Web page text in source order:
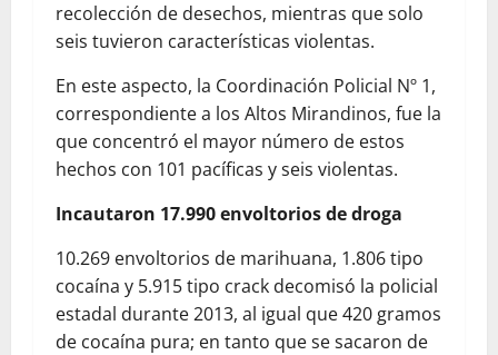
recolección de desechos, mientras que solo
seis tuvieron características violentas.
En este aspecto, la Coordinación Policial Nº 1,
correspondiente a los Altos Mirandinos, fue la
que concentró el mayor número de estos
hechos con 101 pacíficas y seis violentas.
Incautaron 17.990 envoltorios de droga
10.269 envoltorios de marihuana, 1.806 tipo
cocaína y 5.915 tipo crack decomisó la policial
estadal durante 2013, al igual que 420 gramos
de cocaína pura; en tanto que se sacaron de